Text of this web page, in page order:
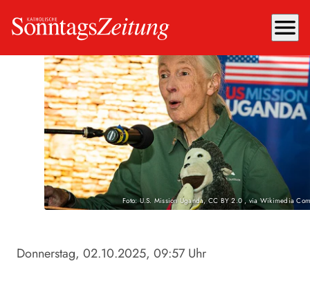
menu
Foto: U.S. Mission Uganda, CC BY 2.0 , via Wikimedia
Donnerstag, 02.10.2025, 09:57 Uhr